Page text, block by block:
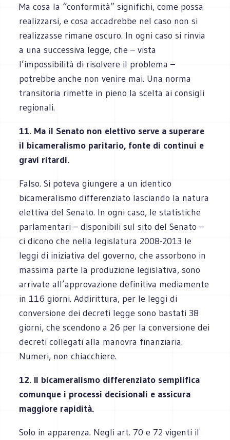
Ma cosa la “conformità” significhi, come possa
realizzarsi, e cosa accadrebbe nel caso non si
realizzasse rimane oscuro. In ogni caso si rinvia
a una successiva legge, che – vista
l’impossibilità di risolvere il problema –
potrebbe anche non venire mai. Una norma
transitoria rimette in pieno la scelta ai consigli
regionali.
11. Ma il Senato non elettivo serve a superare
il bicameralismo paritario, fonte di continui e
gravi ritardi.
Falso. Si poteva giungere a un identico
bicameralismo differenziato lasciando la natura
elettiva del Senato. In ogni caso, le statistiche
parlamentari – disponibili sul sito del Senato –
ci dicono che nella legislatura 2008-2013 le
leggi di iniziativa del governo, che assorbono in
massima parte la produzione legislativa, sono
arrivate all’approvazione definitiva mediamente
in 116 giorni. Addirittura, per le leggi di
conversione dei decreti legge sono bastati 38
giorni, che scendono a 26 per la conversione dei
decreti collegati alla manovra finanziaria.
Numeri, non chiacchiere.
12. Il bicameralismo differenziato semplifica
comunque i processi decisionali e assicura
maggiore rapidità.
Solo in apparenza. Negli art. 70 e 72 vigenti il